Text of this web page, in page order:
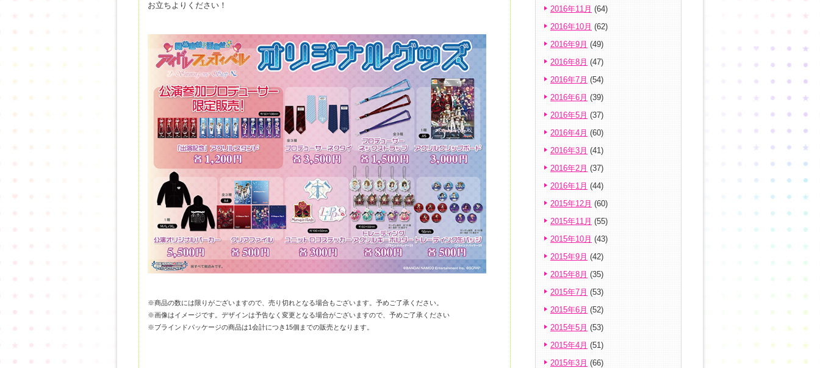
お立ちよりください！
※商品の数には限りがございますので、売り切れとなる場合もございます。予めご了承ください。
※画像はイメージです。デザインは予告なく変更となる場合がございますので、予めご了承ください
※ブラインドパッケージの商品は1会計につき15個までの販売となります。
2016年11月 (64)
2016年10月 (62)
2016年9月 (49)
2016年8月 (47)
2016年7月 (54)
2016年6月 (39)
2016年5月 (37)
2016年4月 (60)
2016年3月 (41)
2016年2月 (37)
2016年1月 (44)
2015年12月 (60)
2015年11月 (55)
2015年10月 (43)
2015年9月 (42)
2015年8月 (35)
2015年7月 (53)
2015年6月 (52)
2015年5月 (53)
2015年4月 (51)
2015年3月 (66)